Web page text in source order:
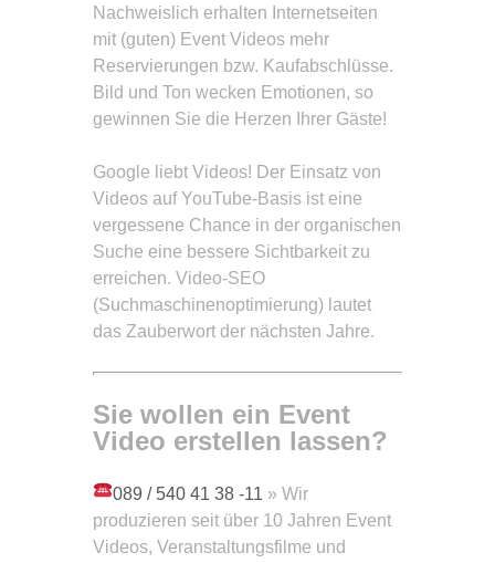
Nachweislich erhalten Internetseiten
mit (guten) Event Videos mehr
Reservierungen bzw. Kaufabschlüsse.
Bild und Ton wecken Emotionen, so
gewinnen Sie die Herzen Ihrer Gäste!
Google liebt Videos! Der Einsatz von
Videos auf YouTube-Basis ist eine
vergessene Chance in der organischen
Suche eine bessere Sichtbarkeit zu
erreichen. Video-SEO
(Suchmaschinenoptimierung) lautet
das Zauberwort der nächsten Jahre.
Sie wollen ein Event
Video erstellen lassen?
089 / 540 41 38 -11 » Wir
produzieren seit über 10 Jahren Event
Videos, Veranstaltungsfilme und